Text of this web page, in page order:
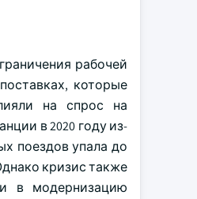
рабочей
которые
на спрос на
в 2020 году из-
поездов упала до
кризис также
в модернизацию